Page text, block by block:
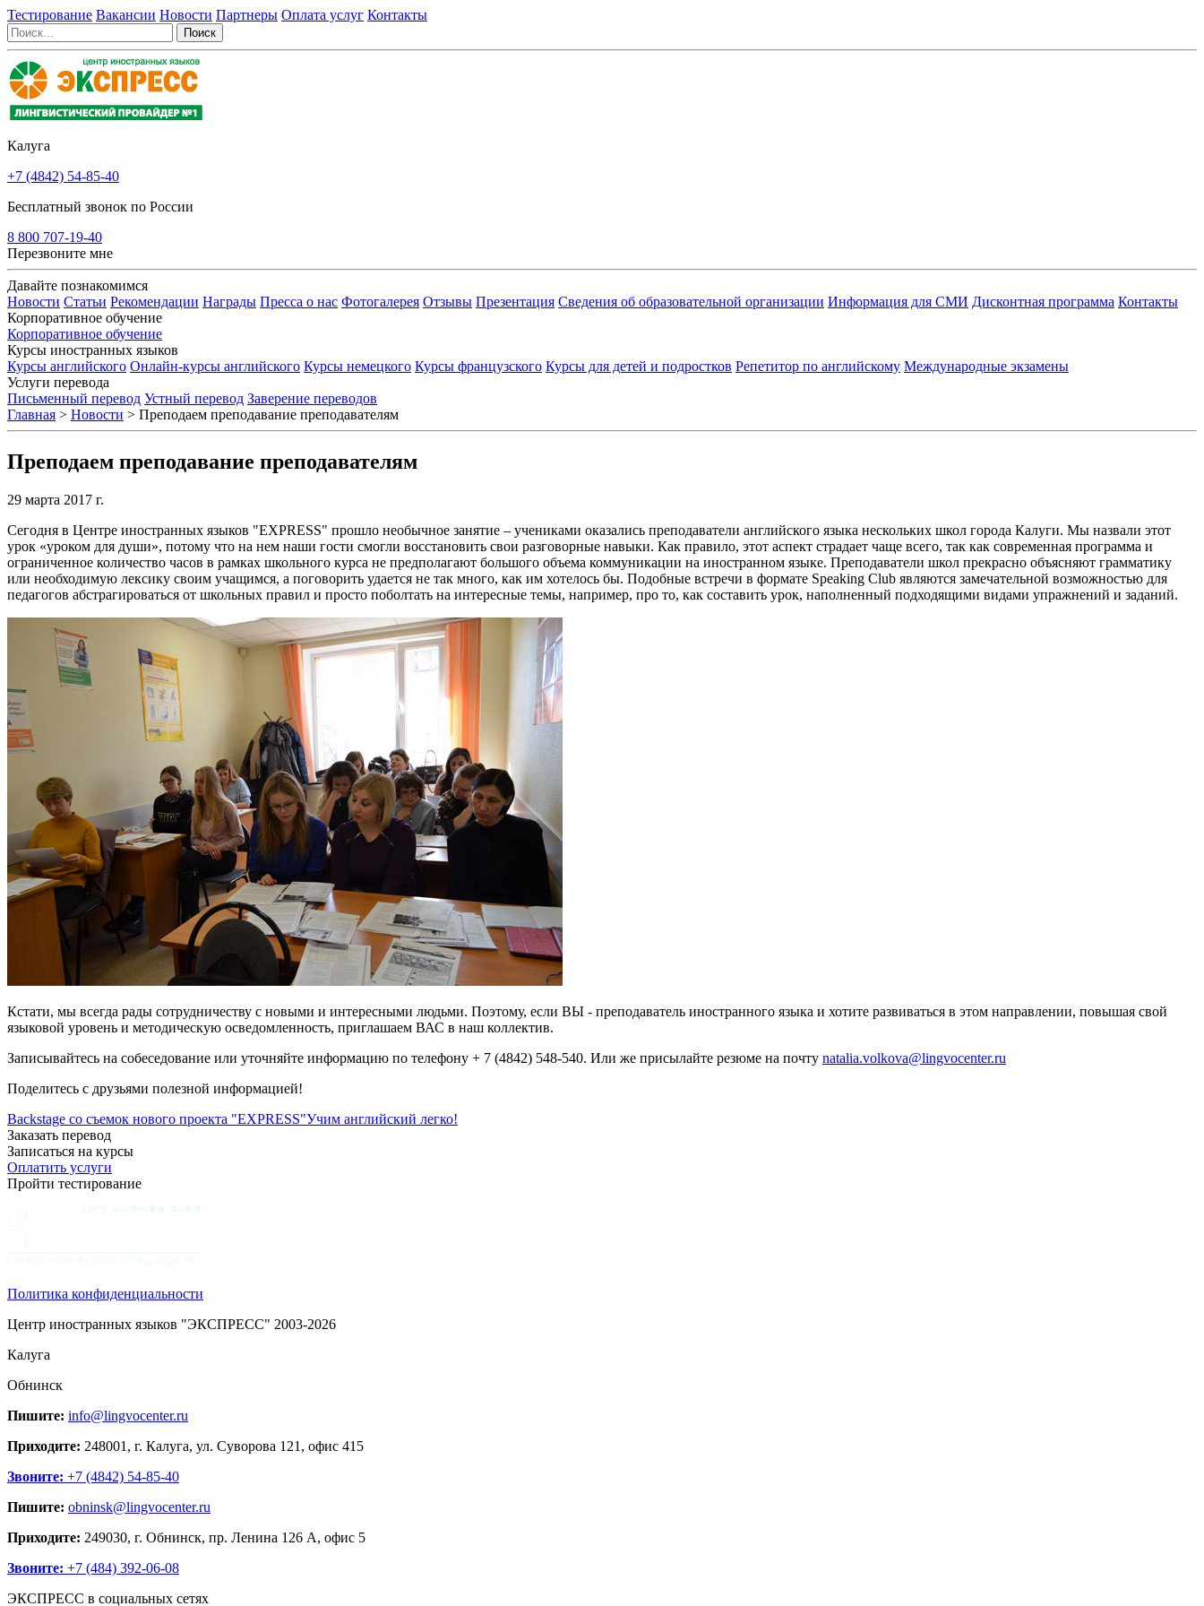
Тестирование Вакансии Новости Партнеры Оплата услуг Контакты
Калуга
+7 (4842) 54-85-40
Бесплатный звонок по России
8 800 707-19-40
Перезвоните мне
Давайте познакомимся
Новости Статьи Рекомендации Награды Пресса о нас Фотогалерея Отзывы Презентация Сведения об образовательной организации Информация для СМИ Дисконтная программа Контакты
Корпоративное обучение
Корпоративное обучение
Курсы иностранных языков
Курсы английского Онлайн-курсы английского Курсы немецкого Курсы французского Курсы для детей и подростков Репетитор по английскому Международные экзамены
Услуги перевода
Письменный перевод Устный перевод Заверение переводов
Главная > Новости > Преподаем преподавание преподавателям
Преподаем преподавание преподавателям
29 марта 2017 г.
Сегодня в Центре иностранных языков "EXPRESS" прошло необычное занятие – учениками оказались преподаватели английского языка нескольких школ города Калуги. Мы назвали этот
урок «уроком для души», потому что на нем наши гости смогли восстановить свои разговорные навыки. Как правило, этот аспект страдает чаще всего, так как современная программа и
ограниченное количество часов в рамках школьного курса не предполагают большого объема коммуникации на иностранном языке. Преподаватели школ прекрасно объясняют грамматику
или необходимую лексику своим учащимся, а поговорить удается не так много, как им хотелось бы. Подобные встречи в формате Speaking Club являются замечательной возможностью для
педагогов абстрагироваться от школьных правил и просто поболтать на интересные темы, например, про то, как составить урок, наполненный подходящими видами упражнений и заданий.
Кстати, мы всегда рады сотрудничеству с новыми и интересными людьми. Поэтому, если ВЫ - преподаватель иностранного языка и хотите развиваться в этом направлении, повышая свой
языковой уровень и методическую осведомленность, приглашаем ВАС в наш коллектив.
Записывайтесь на собеседование или уточняйте информацию по телефону + 7 (4842) 548-540. Или же присылайте резюме на почту natalia.volkova@lingvocenter.ru
Поделитесь с друзьями полезной информацией!
Backstage со съемок нового проекта "EXPRESS"Учим английский легко!
Заказать перевод
Записаться на курсы
Оплатить услуги
Пройти тестирование
Политика конфиденциальности
Центр иностранных языков "ЭКСПРЕСС" 2003-2026
Калуга
Обнинск
Пишите: info@lingvocenter.ru
Приходите: 248001, г. Калуга, ул. Суворова 121, офис 415
Звоните: +7 (4842) 54-85-40
Пишите: obninsk@lingvocenter.ru
Приходите: 249030, г. Обнинск, пр. Ленина 126 А, офис 5
Звоните: +7 (484) 392-06-08
ЭКСПРЕСС в социальных сетях